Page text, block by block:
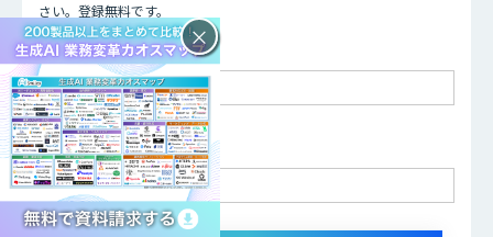
さい。登録無料です。
お名前 - 姓・名
メールアドレス
×